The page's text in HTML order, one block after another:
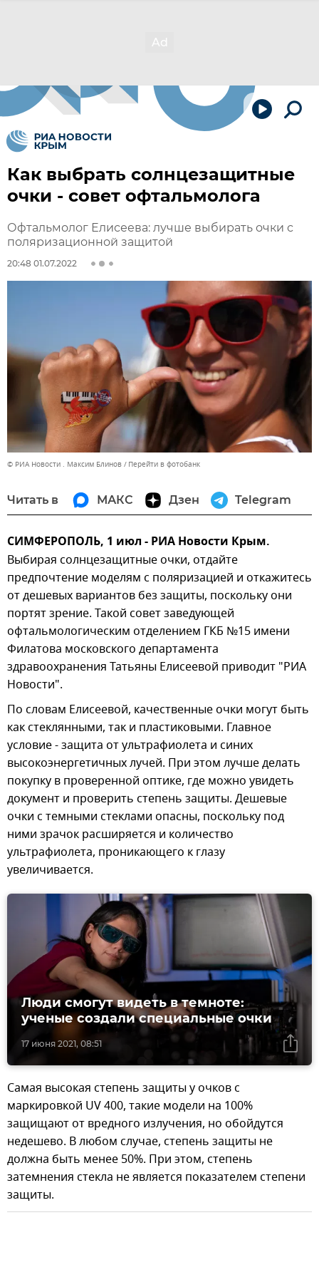
Как выбрать солнцезащитные
очки - совет офтальмолога
Офтальмолог Елисеева: лучше выбирать очки с
поляризационной защитой
20:48 01.07.2022
© РИА Новости . Максим Блинов Перейти в фотобанк
Читать в МАКС Дзен Telegram
СИМФЕРОПОЛЬ, 1 июл - РИА Новости Крым.
Выбирая солнцезащитные очки, отдайте
предпочтение моделям с поляризацией и откажитесь
от дешевых вариантов без защиты, поскольку они
портят зрение. Такой совет заведующей
офтальмологическим отделением ГКБ №15 имени
Филатова московского департамента
здравоохранения Татьяны Елисеевой приводит "РИА
Новости".
По словам Елисеевой, качественные очки могут быть
как стеклянными, так и пластиковыми. Главное
условие - защита от ультрафиолета и синих
высокоэнергетичных лучей. При этом лучше делать
покупку в проверенной оптике, где можно увидеть
документ и проверить степень защиты. Дешевые
очки с темными стеклами опасны, поскольку под
ними зрачок расширяется и количество
ультрафиолета, проникающего к глазу
увеличивается.
17 июня 2021, 08:51
Люди смогут видеть в темноте:
ученые создали специальные очки
Самая высокая степень защиты у очков с
маркировкой UV 400, такие модели на 100%
защищают от вредного излучения, но обойдутся
недешево. В любом случае, степень защиты не
должна быть менее 50%. При этом, степень
затемнения стекла не является показателем степени
защиты.